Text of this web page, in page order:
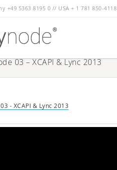
+49 5363 8195 0 // USA + 1 781 850-4118
03 – XCAPI & Lync 2013
- XCAPI & Lync 2013